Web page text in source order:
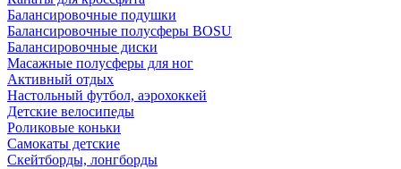
Балансировочные подушки
Балансировочные полусферы BOSU
Балансировочные диски
Масажные полусферы для ног
Активный отдых
Настольный футбол, аэрохоккей
Детские велосипеды
Роликовые коньки
Самокаты детские
Скейтборды, лонгборды